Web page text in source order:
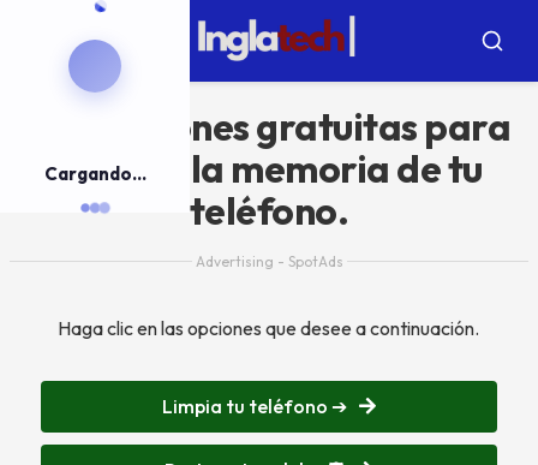
Cargando...
Menú
Aplicaciones gratuitas para
limpiar la memoria de tu
teléfono.
Advertising - SpotAds
Haga clic en las opciones que desee a continuación.
Limpia tu teléfono ➔